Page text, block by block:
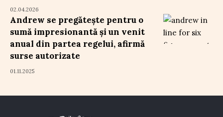
02.04.2026
Andrew se pregătește pentru o
sumă impresionantă și un venit
anual din partea regelui, afirmă
surse autorizate
01.11.2025